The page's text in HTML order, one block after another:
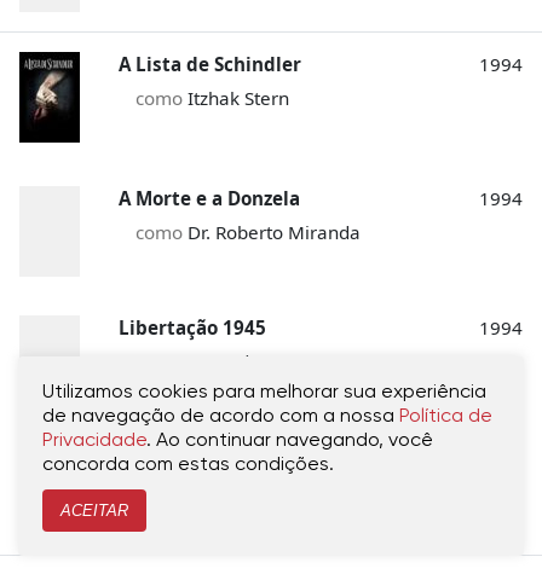
A Lista de Schindler
como Itzhak Stern
1994
A Morte e a Donzela
como Dr. Roberto Miranda
1994
Libertação 1945
Narrador
1994
Michael Caine: Breaking the Mold
como
Utilizamos cookies para melhorar sua experiência
de navegação de acordo com a nossa Política de
Privacidade. Ao continuar navegando, você
concorda com estas condições.
ACEITAR